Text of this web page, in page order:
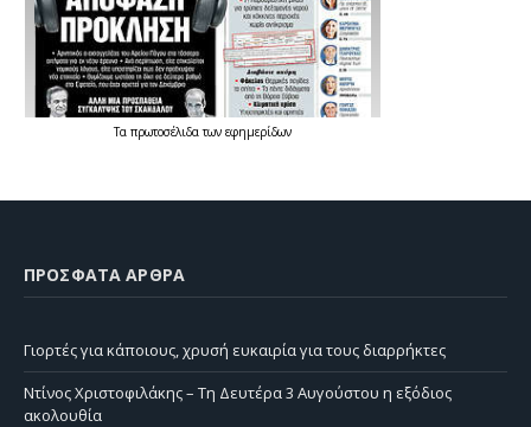
Τα πρωτοσέλιδατων εφημερίδων
ΠΡΌΣΦΑΤΑ ΆΡΘΡΑ
Γιορτές για κάποιους, χρυσή ευκαιρία για τους διαρρήκτες
Ντίνος Χριστοφιλάκης – Τη Δευτέρα 3 Αυγούστου η εξόδιος
ακολουθία